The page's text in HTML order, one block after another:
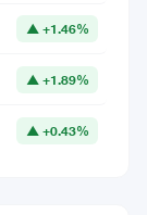
▲ +1.46%
▲ +1.89%
▲ +0.43%